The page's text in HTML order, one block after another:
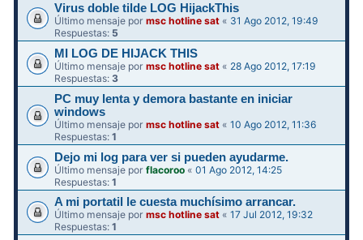
Virus doble tilde LOG HijackThis
Último mensaje pormsc hotline sat « 31 Ago 2012, 19:49
Respuestas: 5
MI LOG DE HIJACK THIS
Último mensaje pormsc hotline sat « 28 Ago 2012, 17:19
Respuestas:3
PC muy lenta y demora bastante en iniciar
windows
Último mensaje pormsc hotline sat «10 Ago 2012, 11:36
Respuestas:1
Dejo mi log para ver si pueden ayudarme.
Último mensaje porflacoroo «01 Ago 2012, 14:25
Respuestas:1
A mi portatil le cuesta muchísimo arrancar.
Último mensaje pormsc hotline sat «17 Jul 2012, 19:32
Respuestas:1